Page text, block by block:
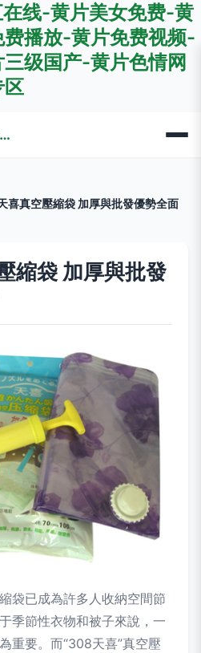
线-黄片美女免费-黄
播放-黄片免费视频-
级国产-黄片色情网
区
山東小兵物聯網科技有限公司
喜真空壓縮袋 加厚與批發優勢全面
縮袋 加厚與批發
袋已成為許多人收納空間節
季節性衣物和被子來說，一
重要。而“308天喜”真空壓